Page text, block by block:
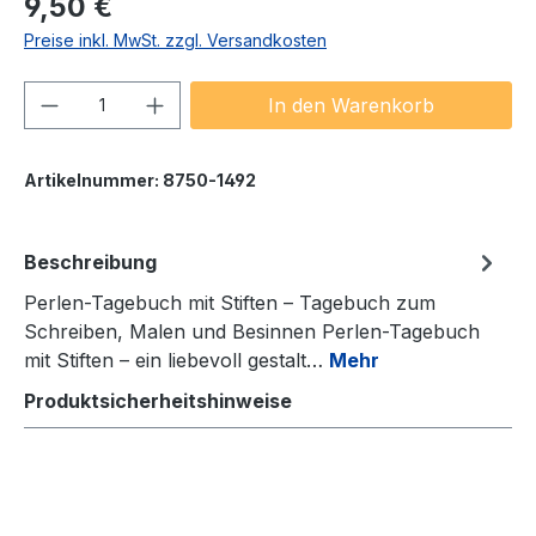
Preise inkl. MwSt. zzgl. Versandkosten
Produkt Anzahl: Gib denIn den Warenkorb
Artikelnummer: 8750-1492
Beschreibung
Perlen-Tagebuch mit Stiften – Tagebuch zum
Schreiben, Malen und Besinnen Perlen-Tagebuch
mit Stiften – ein liebevoll gestalt… Mehr
Produktsicherheitshinweise